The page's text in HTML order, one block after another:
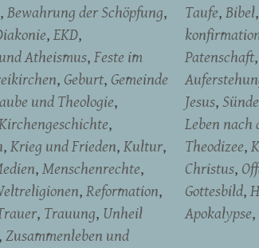
Bewahrung der Schöpfung
EKD
Atheismus Feste im
Geburt Gemeinde
und Theologie
Krieg und Frieden Kultur
Menschenrechte
Reformation
Trauung Unheil
Zusammenleben und
Taufe Bibel
Patenschaft
Jesus
Leben nach
Theodizee
Christus
Gottesbild
Apokalypse